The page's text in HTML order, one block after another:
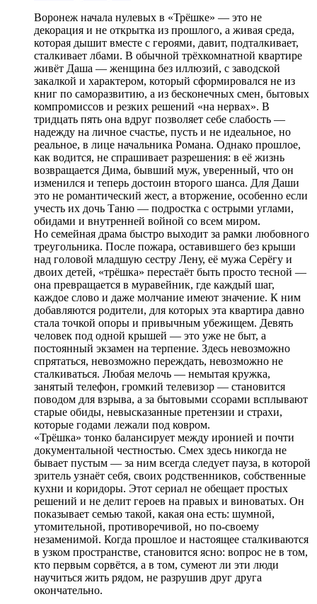
Воронеж начала нулевых в «Трёшке» — это не
декорация и не открытка из прошлого, а живая среда,
которая дышит вместе с героями, давит, подталкивает,
сталкивает лбами. В обычной трёхкомнатной квартире
живёт Даша — женщина без иллюзий, с заводской
закалкой и характером, который сформировался не из
книг по саморазвитию, а из бесконечных смен, бытовых
компромиссов и резких решений «на нервах». В
тридцать пять она вдруг позволяет себе слабость —
надежду на личное счастье, пусть и не идеальное, но
реальное, в лице начальника Романа. Однако прошлое,
как водится, не спрашивает разрешения: в её жизнь
возвращается Дима, бывший муж, уверенный, что он
изменился и теперь достоин второго шанса. Для Даши
это не романтический жест, а вторжение, особенно если
учесть их дочь Таню — подростка с острыми углами,
обидами и внутренней войной со всем миром.
Но семейная драма быстро выходит за рамки любовного
треугольника. После пожара, оставившего без крыши
над головой младшую сестру Лену, её мужа Серёгу и
двоих детей, «трёшка» перестаёт быть просто тесной —
она превращается в муравейник, где каждый шаг,
каждое слово и даже молчание имеют значение. К ним
добавляются родители, для которых эта квартира давно
стала точкой опоры и привычным убежищем. Девять
человек под одной крышей — это уже не быт, а
постоянный экзамен на терпение. Здесь невозможно
спрятаться, невозможно переждать, невозможно не
сталкиваться. Любая мелочь — немытая кружка,
занятый телефон, громкий телевизор — становится
поводом для взрыва, а за бытовыми ссорами всплывают
старые обиды, невысказанные претензии и страхи,
которые годами лежали под ковром.
«Трёшка» тонко балансирует между иронией и почти
документальной честностью. Смех здесь никогда не
бывает пустым — за ним всегда следует пауза, в которой
зритель узнаёт себя, своих родственников, собственные
кухни и коридоры. Этот сериал не обещает простых
решений и не делит героев на правых и виноватых. Он
показывает семью такой, какая она есть: шумной,
утомительной, противоречивой, но по-своему
незаменимой. Когда прошлое и настоящее сталкиваются
в узком пространстве, становится ясно: вопрос не в том,
кто первым сорвётся, а в том, сумеют ли эти люди
научиться жить рядом, не разрушив друг друга
окончательно.